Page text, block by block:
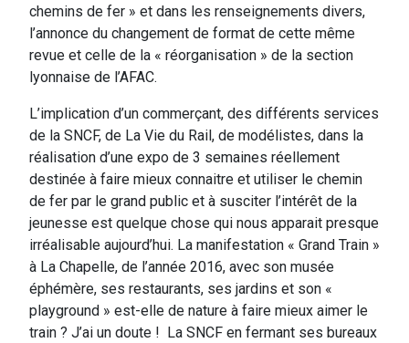
chemins de fer » et dans les renseignements divers,
l’annonce du changement de format de cette même
revue et celle de la « réorganisation » de la section
lyonnaise de l’AFAC.
L’implication d’un commerçant, des différents services
de la SNCF, de La Vie du Rail, de modélistes, dans la
réalisation d’une expo de 3 semaines réellement
destinée à faire mieux connaitre et utiliser le chemin
de fer par le grand public et à susciter l’intérêt de la
jeunesse est quelque chose qui nous apparait presque
irréalisable aujourd’hui. La manifestation « Grand Train »
à La Chapelle, de l’année 2016, avec son musée
éphémère, ses restaurants, ses jardins et son «
playground » est-elle de nature à faire mieux aimer le
train ? J’ai un doute ! La SNCF en fermant ses bureaux